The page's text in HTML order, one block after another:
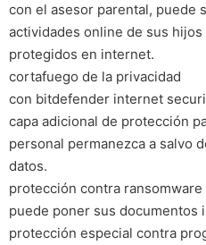
con el asesor parental, puede
actividades online de sus
protegidos en internet.
cortafuego de la privacidad
con bitdefender internet
capa adicional de protección
personal permanezca a salvo
datos.
protección contra ransomware
puede poner sus documentos
protección especial contra